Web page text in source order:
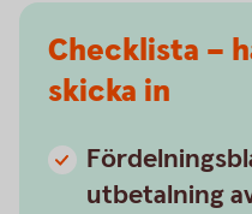
Checklista –
skicka in
utbetalning